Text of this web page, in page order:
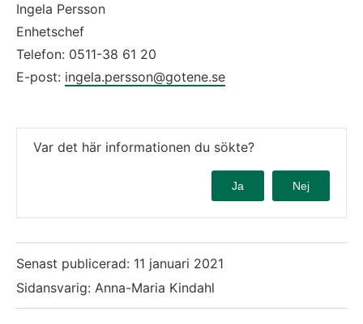
Ingela Persson
Enhetschef
Telefon: 0511-38 61 20
E-post: ingela.persson@gotene.se
Var det här informationen du sökte?
Ja Nej
Senast publicerad: 11 januari 2021
Sidansvarig: Anna-Maria Kindahl